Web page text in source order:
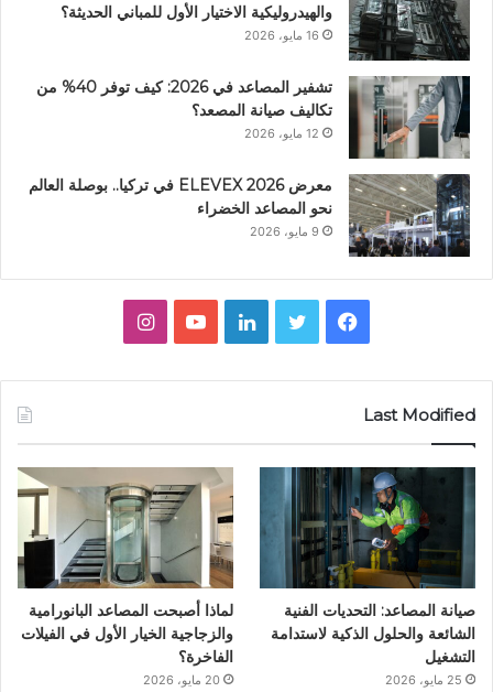
والهيدروليكية الاختيار الأول للمباني الحديثة؟
16 مايو، 2026
تشفير المصاعد في 2026: كيف توفر 40% من
تكاليف صيانة المصعد؟
12 مايو، 2026
معرض ELEVEX 2026 في تركيا.. بوصلة العالم
نحو المصاعد الخضراء
9 مايو، 2026
ب
و
ك
ت
ر
ك
د
إ
ن
ي
و
ت
ق
ر
ا
م
Last Modified
صيانة المصاعد: التحديات الفنية
الشائعة والحلول الذكية لاستدامة
التشغيل
25 مايو، 2026
لماذا أصبحت المصاعد البانورامية
والزجاجية الخيار الأول في الفيلات
الفاخرة؟
20 مايو، 2026